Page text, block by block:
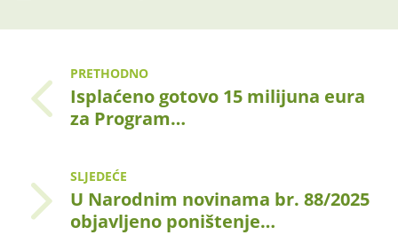
PRETHODNO
Isplaćeno gotovo 15 milijuna eura
za Program…
SLJEDEĆE
U Narodnim novinama br. 88/2025
objavljeno poništenje…